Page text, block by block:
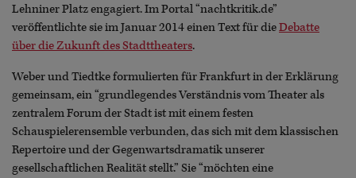
Lehniner Platz engagiert. Im Portal “nachtkritik.de”
veröffentlichte sie im Januar 2014 einen Text für dieDebatte
über die Zukunft des Stadttheaters.
Weber und Tiedtke formulierten für Frankfurt in der Erklärung
gemeinsam, ein “grundlegendes Verständnis vom Theater als
zentralem Forum der Stadt ist mit einem festen
Schauspielerensemble verbunden, das sich mit dem klassischen
Repertoire und der Gegenwartsdramatik unserer
gesellschaftlichen Realität stellt.” Sie “möchten eine